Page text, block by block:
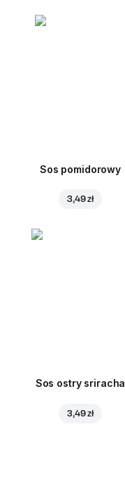
Sos pomidorowy
3,49 zł
Sos ostry sriracha
3,49 zł